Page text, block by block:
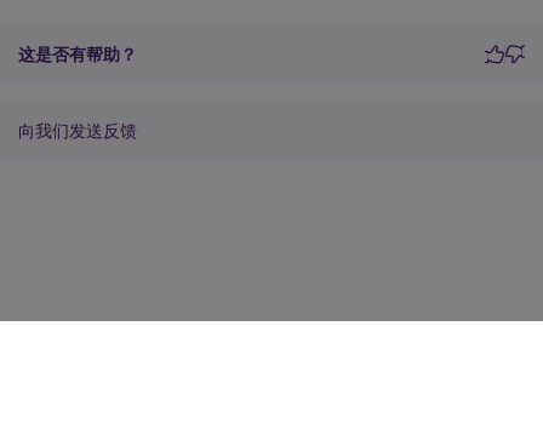
这是否有帮助？
向我们发送反馈